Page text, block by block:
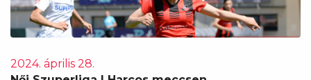
2024. április 28.